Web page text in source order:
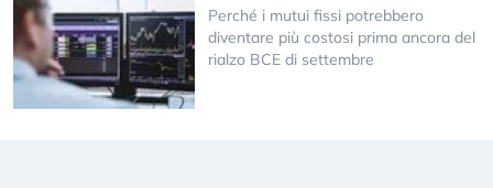
Perché i mutui fissi potrebbero
diventare più costosi prima ancora del
rialzo BCE di settembre